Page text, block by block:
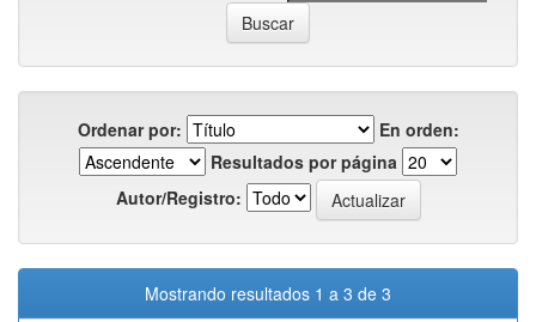
Ordenar por:
En orden:
Resultados por página
Autor/Registro:
Mostrando resultados 1 a 3 de 3